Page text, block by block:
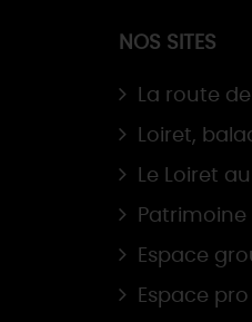
NOS SITES
La route
Loiret,
Le Loiret
Patrimoine
Espace
Espace pro